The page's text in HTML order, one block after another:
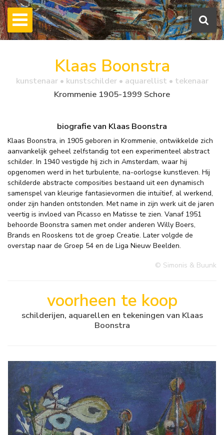
Klaas Boonstra
kunstenaar • kunstschilder • aquarellist • tekenaar
Krommenie 1905-1999 Schore
biografie van Klaas Boonstra
Klaas Boonstra, in 1905 geboren in Krommenie, ontwikkelde zich
aanvankelijk geheel zelfstandig tot een experimenteel abstract
schilder. In 1940 vestigde hij zich in Amsterdam, waar hij
opgenomen werd in het turbulente, na-oorlogse kunstleven. Hij
schilderde abstracte composities bestaand uit een dynamisch
samenspel van kleurige fantasievormen die intuïtief, al werkend,
onder zijn handen ontstonden. Met name in zijn werk uit de jaren
veertig is invloed van Picasso en Matisse te zien. Vanaf 1951
behoorde Boonstra samen met onder anderen Willy Boers,
Brands en Rooskens tot de groep Creatie. Later volgde de
overstap naar de Groep 54 en de Liga Nieuw Beelden.
© Simonis & Buunk
voorheen te koop
schilderijen, aquarellen en tekeningen van Klaas
Boonstra